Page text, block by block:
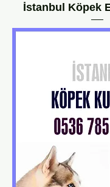
İstanbul Köpek